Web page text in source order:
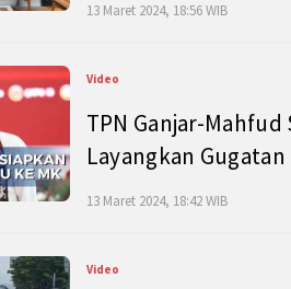
13 Maret 2024, 18:56 WIB
Video
TPN Ganjar-
Layangkan
13 Maret 2024, 18:42 WIB
Video